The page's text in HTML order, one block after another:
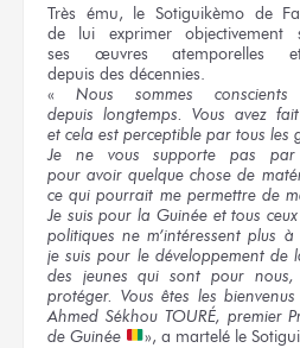
Très ému, le Sotiguikèmo de
de lui exprimerobjectivement
ses œuvres atemporelles
depuis des décennies.
« Nous sommes
depuis longtemps.
Vous avez fait
et cela est perceptible par tous les
Je ne voussupporte pas
pour avoir quelque chose de
ce qui pourrait me permettre de
Je suis pourla Guinéeet tous ceux
politiquesne m’intéressent plus à
je suis pour le développement de
des jeunes qui sont pour nous,
protéger. Vous êtes les bienvenus
Ahmed Sékhou TOURÉ, premier
de Guinée
»,a martelé le